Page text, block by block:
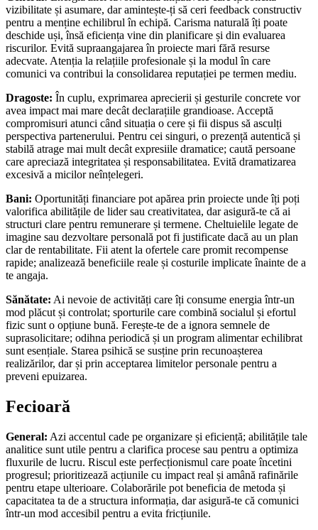
vizibilitate și asumare, dar amintește-ți să ceri feedback constructiv
pentru a menține echilibrul în echipă. Carisma naturală îți poate
deschide uși, însă eficiența vine din planificare și din evaluarea
riscurilor. Evită supraangajarea în proiecte mari fără resurse
adecvate. Atenția la relațiile profesionale și la modul în care
comunici va contribui la consolidarea reputației pe termen mediu.
Dragoste: În cuplu, exprimarea aprecierii și gesturile concrete vor
avea impact mai mare decât declarațiile grandioase. Acceptă
compromisuri atunci când situația o cere și fii dispus să asculți
perspectiva partenerului. Pentru cei singuri, o prezență autentică și
stabilă atrage mai mult decât expresiile dramatice; caută persoane
care apreciază integritatea și responsabilitatea. Evită dramatizarea
excesivă a micilor neînțelegeri.
Bani: Oportunități financiare pot apărea prin proiecte unde îți poți
valorifica abilitățile de lider sau creativitatea, dar asigură-te că ai
structuri clare pentru remunerare și termene. Cheltuielile legate de
imagine sau dezvoltare personală pot fi justificate dacă au un plan
clar de rentabilitate. Fii atent la ofertele care promit recompense
rapide; analizează beneficiile reale și costurile implicate înainte de a
te angaja.
Sănătate: Ai nevoie de activități care îți consume energia într-un
mod plăcut și controlat; sporturile care combină socialul și efortul
fizic sunt o opțiune bună. Ferește-te de a ignora semnele de
suprasolicitare; odihna periodică și un program alimentar echilibrat
sunt esențiale. Starea psihică se susține prin recunoașterea
realizărilor, dar și prin acceptarea limitelor personale pentru a
preveni epuizarea.
Fecioară
General: Azi accentul cade pe organizare și eficiență; abilitățile tale
analitice sunt utile pentru a clarifica procese sau pentru a optimiza
fluxurile de lucru. Riscul este perfecționismul care poate încetini
progresul; prioritizează acțiunile cu impact real și amână rafinările
pentru etape ulterioare. Colaborările pot beneficia de metoda și
capacitatea ta de a structura informația, dar asigură-te că comunici
într-un mod accesibil pentru a evita fricțiunile.